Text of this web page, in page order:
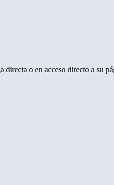
o en acceso directo a su